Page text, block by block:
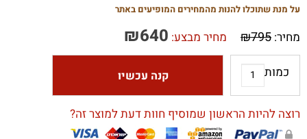
על מנת שתוכלו להנות מהמחירים המופיעים באתר
מחיר: ₪795 מחיר מבצע: ₪640
כמות קנה עכשיו
רוצה להיות הראשון שמוסיף חוות דעת למוצר זה?